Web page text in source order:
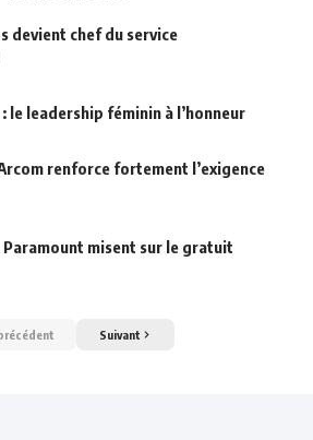
devient chef du service
le leadership féminin à l’honneur
renforce fortement l’exigence
Paramount misent sur le gratuit
Suivant